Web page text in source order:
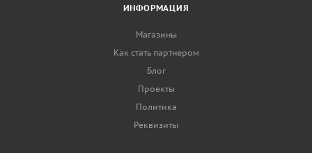
ИНФОРМАЦИЯ
Магазины
Как стать партнером
Блог
Проекты
Политика
Реквизиты